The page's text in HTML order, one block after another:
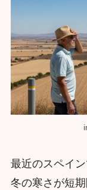
最近のスペイ
冬の寒さが短